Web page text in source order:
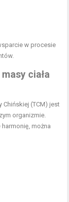
w procesie
ciała
Chińskiej (TCM) jest
organizmie.
można